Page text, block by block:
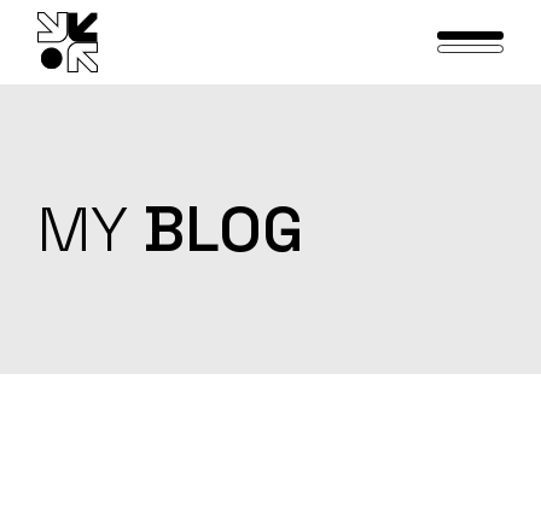
content
MY BLOG